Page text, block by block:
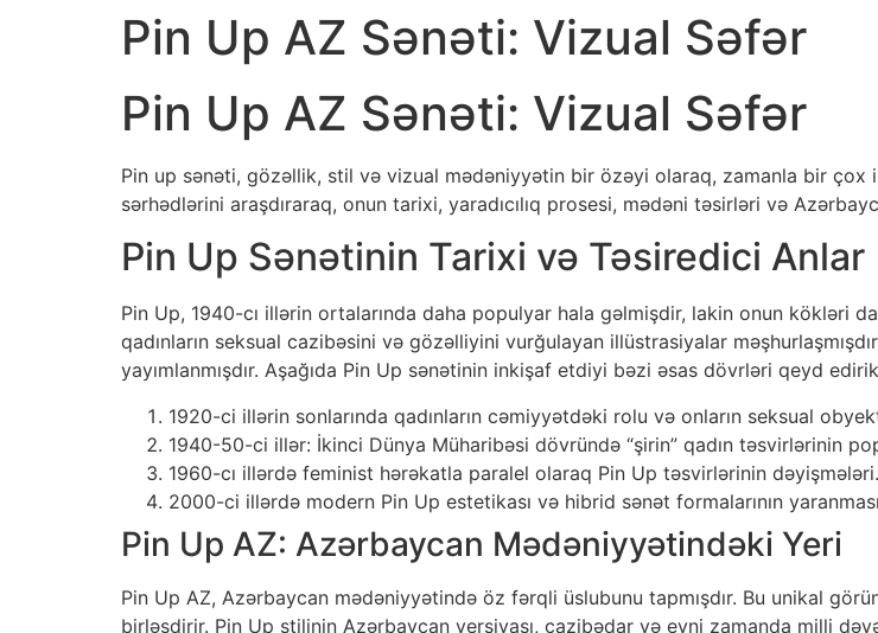
Pin Up AZ Sənəti: Vizual Səfər
Pin Up AZ Sənəti: Vizual Səfər
Pin up sənəti, gözəllik, stil və vizual mədəniyyətin bir özəyi olaraq, zamanla bir çox
sərhədlərini araşdıraraq, onun tarixi, yaradıcılıq prosesi, mədəni təsirləri və
Pin Up Sənətinin Tarixi və Təsiredici Anlar
Pin Up, 1940-cı illərin ortalarında daha populyar hala gəlmişdir, lakin onun kökləri
qadınların seksual cazibəsini və gözəlliyini vurğulayan illüstrasiyalar
yayımlanmışdır. Aşağıda Pin Up sənətinin inkişaf etdiyi bəzi əsas dövrləri qeyd
1920-ci illərin sonlarında qadınların cəmiyyətdəki rolu və onların seksual
1940-50-ci illər: İkinci Dünya Müharibəsi dövründə “şirin” qadın təsvirlərinin
1960-cı illərdə feminist hərəkatla paralel olaraq Pin Up təsvirlərinin dəyişmələri.
2000-ci illərdə modern Pin Up estetikası və hibrid sənət formalarının
Pin Up AZ: Azərbaycan Mədəniyyətindəki Yeri
Pin Up AZ, Azərbaycan mədəniyyətində öz fərqli üslubunu tapmışdır. Bu unikal
birləşdirir. Pin Up stilinin Azərbaycan versiyası, cazibədar və eyni zamanda milli